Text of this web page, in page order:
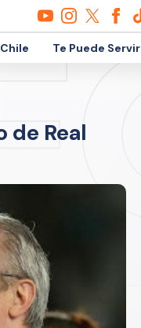
Chile Te Puede Servir
de Real